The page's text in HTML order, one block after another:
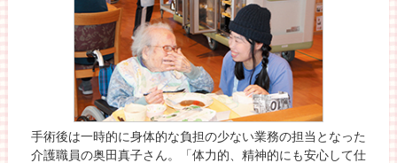
手術後は一時的に身体的な負担の少ない業務の担当となった
介護職員の奥田真子さん。「体力的、精神的にも安心して仕